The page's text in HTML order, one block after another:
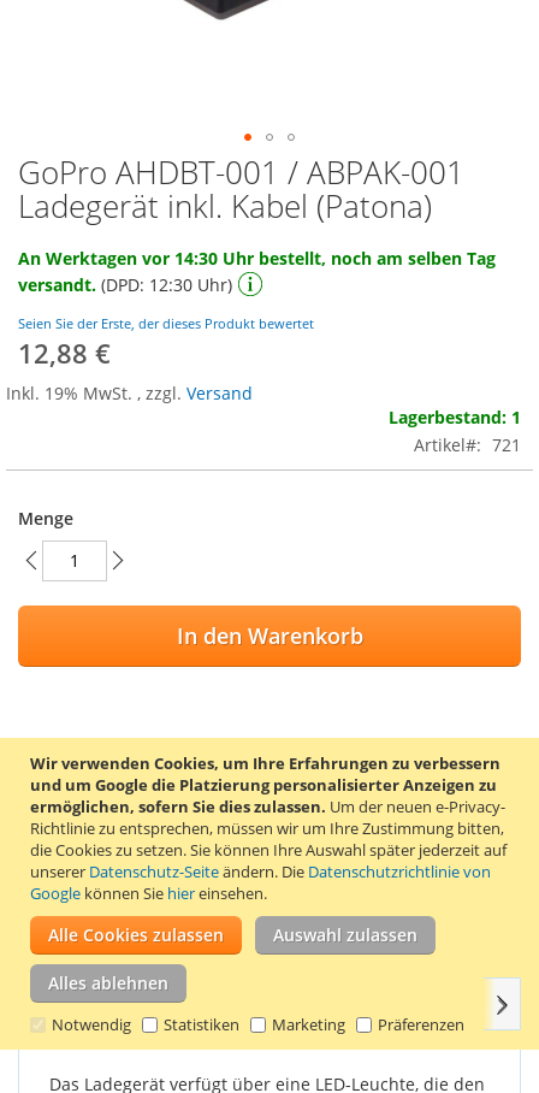
Wir verwenden Cookies, um Ihre Erfahrungen zu verbessern
und um Google die Platzierung personalisierter Anzeigen zu
ermöglichen, sofern Sie dies zulassen. Um der neuen e-Privacy-
Richtlinie zu entsprechen, müssen wir um Ihre Zustimmung bitten,
die Cookies zu setzen.Sie können Ihre Auswahl später jederzeit auf
unserer Datenschutz-Seiteändern. Die Datenschutzrichtlinie von
Google können Sie hiereinsehen.
Alle Cookies zulassen Auswahl zulassen
Alles ablehnen
Notwendig Statistiken Marketing Präferenzen
Zum
Anfang
der
springen
GoPro AHDBT-001 / ABPAK-001
Ladegerät inkl. Kabel (Patona)
An Werktagen vor 14:30 Uhr bestellt, noch am selben Tag
versandt. (DPD: 12:30 Uhr)
Seien Sie der Erste, der dieses Produkt bewertet
12,88 €
Inkl. 19% MwSt. , zzgl. Versand
Lagerbestand: 1
Artikel
721
Menge
In den Warenkorb
ZUR WUNSCHLISTE HINZUFÜGEN
ZUR VERGLEICHSLISTE HINZUFÜGEN
Dieses Ladegerät der deutschen Qualitätsmarke Patona ist für
die GoPro Akkus AHDBT-001 und ABPAK-001 geeignet. Diese
Akkus sind im GoPro HD Hero / HD Motorsports Hero / HD
Helmet Hero / HD Surf Hero / HD Hero Naked / HD Hero 960
enthalten.
Einzelheiten Bewertungen
Das Ladegerät verfügt über eine LED-Leuchte, die den